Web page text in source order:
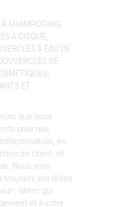
À SHAMPOOING
À DISQUE,
À EAU DE
DE
ET
que nous
pour nos
en
du client, et
Nous vous
toujours vos idées
; idées qui
et à votre